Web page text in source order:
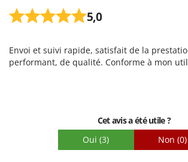
Trev - Abrek - TecnoVIR
Trotec
Troy-Bilt
Verdemax
5,0
Prestations
Facilité d'utilisation
Envoi et suivi rapide, satisfait de la
performant, de qualité. Conforme à mon
Cet avis a été utile ?
Oui (3) Non (0)